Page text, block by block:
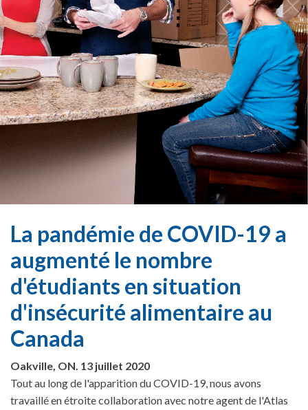
La pandémie de COVID-19 a
augmenté le nombre
d'étudiants en situation
d'insécurité alimentaire au
Canada
Oakville, ON. 13 juillet 2020
Tout au long de l'apparition du COVID-19, nous avons
travaillé en étroite collaboration avec notre agent de l'Atlas